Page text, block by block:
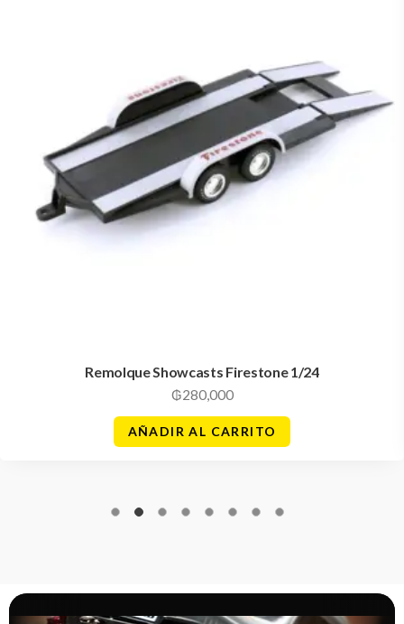
Remolque Showcasts Firestone 1/24
₲280,000
AÑADIR AL CARRITO